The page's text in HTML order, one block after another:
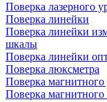
Поверка лазерного
Поверка линейки
Поверка линейки
шкалы
Поверка линейки
Поверка люксметра
Поверка магнитного
Поверка магнитного